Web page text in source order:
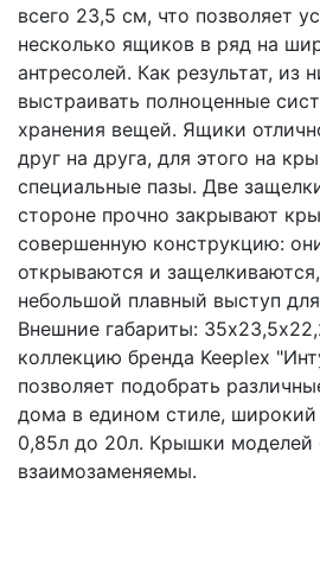
всего 23,5 см, что позволяет
несколько ящиков в ряд на
антресолей. Как результат, из
выстраивать полноценные
хранения вещей. Ящики
друг на друга, для этого на
специальные пазы. Две
стороне прочно закрывают
совершенную конструкцию:
открываются и
небольшой плавный выступ для
Внешние габариты:
коллекцию бренда Keeplex
позволяет подобрать
дома в едином стиле,
0,85л до 20л. Крышки моделей
взаимозаменяемы.